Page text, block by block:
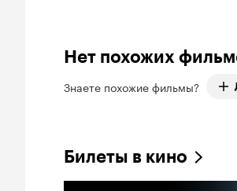
Нет похожих
Знаете похожие фильмы?
Билеты в кино